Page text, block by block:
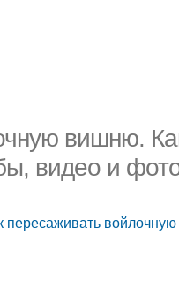
вишню.
видео и